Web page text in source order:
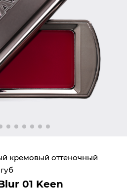
кремовый оттеночный
01 Keen